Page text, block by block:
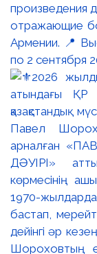
произведения
отражающие
Армении. 📍
по 2 сентября